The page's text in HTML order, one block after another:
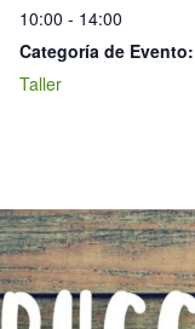
10:00 - 14:00
Categoría de Evento:
Taller